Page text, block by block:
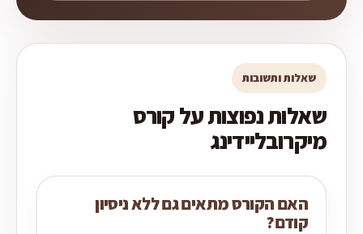
שאלות ותשובות
שאלות נפוצות על קורס
מיקרובליידינג
האם הקורס מתאים גם ללא ניסיון
קודם?